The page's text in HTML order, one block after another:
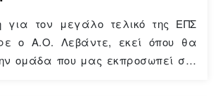
για τον μεγάλο τελικό της ΕΠΣ
ο Α.Ο. Λεβάντε, εκεί όπου θα
ομάδα που μας εκπροσωπεί στη